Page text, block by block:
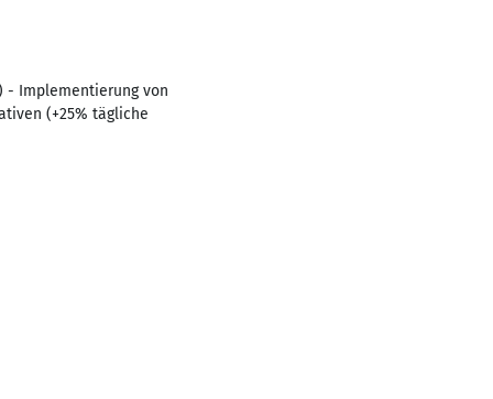
- Implementierung von
(+25% tägliche